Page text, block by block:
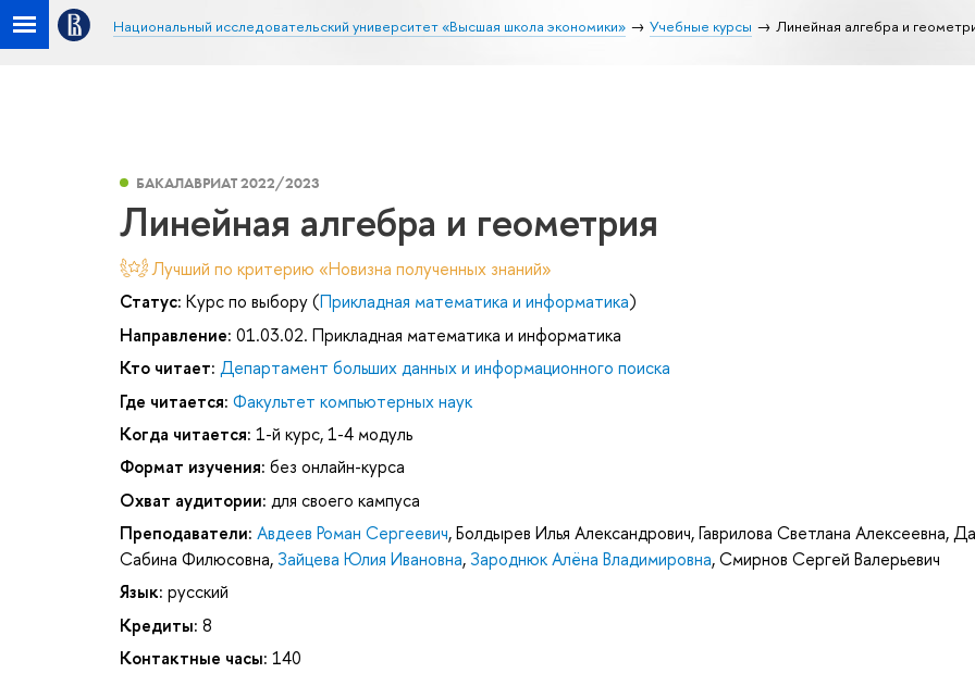
Национальный исследовательский университет «Высшая школа экономики» Учебные курсы Линейная алгебра и
БАКАЛАВРИАТ 2022/2023
Линейная алгебра и геометрия
Лучший по критерию «Новизна полученных знаний»
Статус: Курс по выбору (Прикладная математика и информатика)
Направление: 01.03.02. Прикладная математика и информатика
Кто читает: Департамент больших данных и информационного поиска
Где читается: Факультет компьютерных наук
Когда читается: 1-й курс, 1-4 модуль
Формат изучения: без онлайн-курса
Охват аудитории: для своего кампуса
Преподаватели: Авдеев Роман Сергеевич,Болдырев Илья Александрович,Гаврилова Светлана Алексеевна,
Сабина Филюсовна, Зайцева Юлия Ивановна, Зароднюк Алёна Владимировна,Смирнов Сергей Валерьевич
Язык: русский
Кредиты: 8
Контактные часы: 140